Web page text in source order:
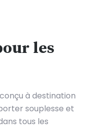
les
à destination
souplesse et
tous les